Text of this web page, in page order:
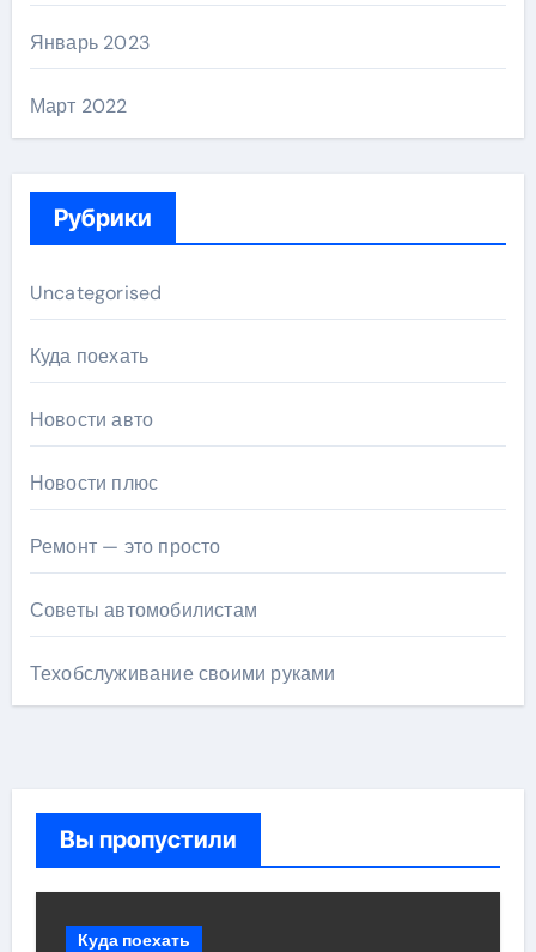
Январь 2023
Март 2022
Рубрики
Uncategorised
Куда поехать
Новости авто
Новости плюс
Ремонт — это просто
Советы автомобилистам
Техобслуживание своими руками
Вы пропустили
Куда поехать